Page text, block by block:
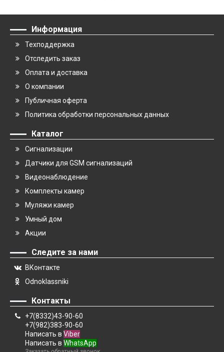
Информация
Техподдержка
Отследить заказ
Оплата и доставка
О компании
Публичная оферта
Политика обработки персональных данных
Каталог
Сигнализации
Датчики для GSM сигнализаций
Видеонаблюдение
Комплекты камер
Муляжи камер
Умный дом
Акции
Следите за нами
ВКонтакте
Odnoklassniki
Контакты
+7(8332)43-90-60
+7(982)383-90-60
Написать в Viber
Написать в WhatsApp